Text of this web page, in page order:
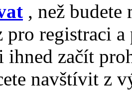
, než
pro registraci
ihned začít
navštívit z